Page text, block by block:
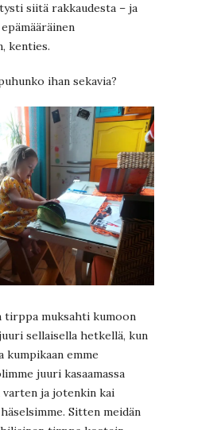
siitä rakkaudesta – ja
kenties.
ihan sekavia?
tirppa muksahti kumoon
sellaisella hetkellä, kun
kumpikaan emme
juuri kasaamassa
ja jotenkin kai
Sitten meidän